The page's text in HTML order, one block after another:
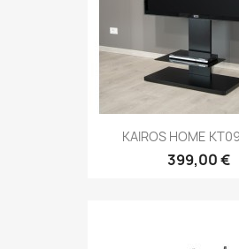
KAIROS HOME
399,00 €